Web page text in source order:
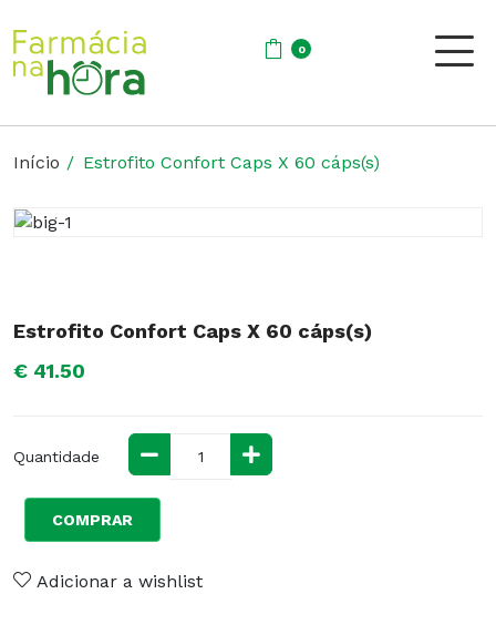
0
Início Estrofito Confort Caps X 60 cáps(s)
Estrofito Confort Caps X 60 cáps(s)
€ 41.50
Quantidade
COMPRAR
Adicionar a wishlist